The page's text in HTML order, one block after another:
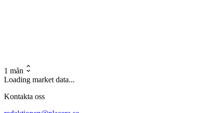
1 mån
Loading market data...
Kontakta oss